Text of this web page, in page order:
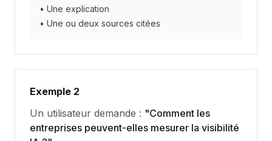
• Une explication
• Une ou deux sources citées
Exemple 2
Un utilisateur demande : "Comment les
entreprises peuvent-elles mesurer la visibilité